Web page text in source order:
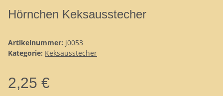
Hörnchen Keksausstecher
Artikelnummer: j0053
Kategorie: Keksausstecher
2,25 €